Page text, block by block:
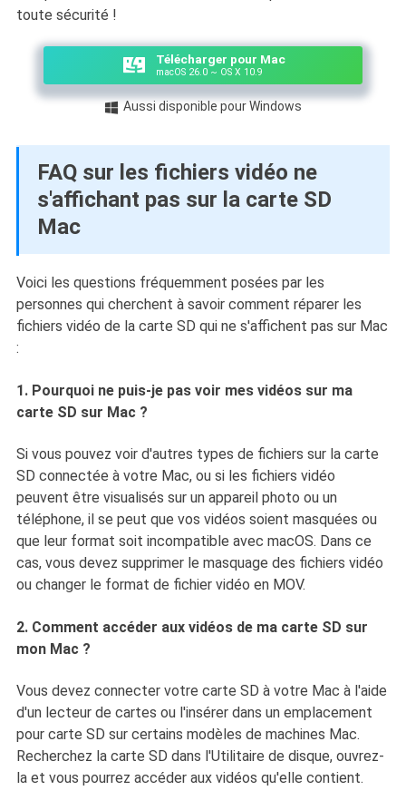
toute sécurité !
Télécharger pour Mac
macOS 26.0 ~ OS X 10.9
 Aussi disponible pour Windows
FAQ sur les fichiers vidéo ne
s'affichant pas sur la carte SD
Mac
Voici les questions fréquemment posées par les
personnes qui cherchent à savoir comment réparer les
fichiers vidéo de la carte SD qui ne s'affichent pas sur Mac
:
1. Pourquoi ne puis-je pas voir mes vidéos sur ma
carte SD sur Mac ?
Si vous pouvez voir d'autres types de fichiers sur la carte
SD connectée à votre Mac, ou si les fichiers vidéo
peuvent être visualisés sur un appareil photo ou un
téléphone, il se peut que vos vidéos soient masquées ou
que leur format soit incompatible avec macOS. Dans ce
cas, vous devez supprimer le masquage des fichiers vidéo
ou changer le format de fichier vidéo en MOV.
2. Comment accéder aux vidéos de ma carte SD sur
mon Mac ?
Vous devez connecter votre carte SD à votre Mac à l'aide
d'un lecteur de cartes ou l'insérer dans un emplacement
pour carte SD sur certains modèles de machines Mac.
Recherchez la carte SD dans l'Utilitaire de disque, ouvrez-
la et vous pourrez accéder aux vidéos qu'elle contient.